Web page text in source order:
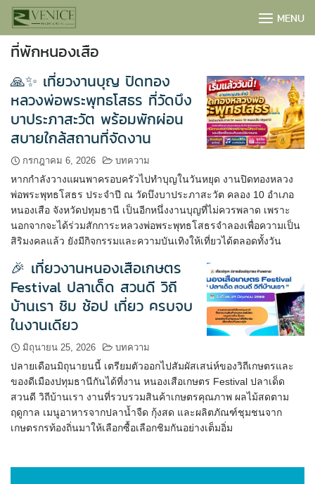
Skip
content
BOOK NOW
MENU
ที่พักหนองเสือ
🙏✨ เที่ยวงานบุญ ปิดทอง
หลวงพ่อพระพุทธโสธร ที่วัดบึง
บาประภาสะวัต พร้อมพักผ่อน
สบายใกล้สถานที่จัดงาน
กรกฎาคม 6, 2026 บทความ
หากกำลังวางแผนพาครอบครัวไปทำบุญในวันหยุด งานปิดทองหลวง
พ่อพระพุทธโสธร ประจำปี ณ วัดบึงบาประภาสะวัต คลอง 10 อำเภอ
หนองเสือ จังหวัดปทุมธานี เป็นอีกหนึ่งงานบุญที่ไม่ควรพลาด เพราะ
นอกจากจะได้ร่วมสักการะหลวงพ่อพระพุทธโสธรจำลองเพื่อความเป็น
สิริมงคลแล้ว ยังมีกิจกรรมและความบันเทิงให้เที่ยวได้ตลอดทั้งวัน
🎉 เที่ยวงานหนองเสือเกษตร
Festival ปลาเด็ด สวนดี วิถี
บ้านเรา ชิม ช้อป เที่ยว ครบจบ
ในงานเดียว
มิถุนายน 25, 2026 บทความ
ปลายเดือนมิถุนายนนี้ เตรียมตัวออกไปสัมผัสเสน่ห์ของวิถีเกษตรและ
ของดีเมืองปทุมธานีกันได้ที่งาน หนองเสือเกษตร Festival ปลาเด็ด
สวนดี วิถีบ้านเรา งานที่รวบรวมสินค้าเกษตรคุณภาพ ผลไม้สดตาม
ฤดูกาล เมนูอาหารจากปลาน้ำจืด กุ้งสด และผลิตภัณฑ์ชุมชนจาก
เกษตรกรท้องถิ่นมาให้เลือกซื้อเลือกชิมกันอย่างเต็มอิ่ม